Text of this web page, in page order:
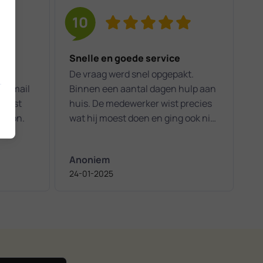
mail
kpn.
10
Snelle en goede service
De vraag werd snel opgepakt.
Binnen een aantal dagen hulp aan
huis. De medewerker wist precies
wat hij moest doen en ging ook niet
Anoniem
24-01-2025